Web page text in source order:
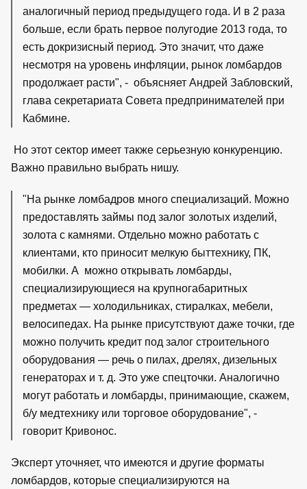
аналогичный период предыдущего года. И в 2 раза
больше, если брать первое полугодие 2013 года, то
есть докризисный период. Это значит, что даже
несмотря на уровень инфляции, рынок ломбардов
продолжает расти", - объясняет Андрей Забловский,
глава секретариата Совета предпринимателей при
Кабмине.
Но этот сектор имеет также серьезную конкуренцию.
Важно правильно выбрать нишу.
"На рынке ломбадров много специализаций. Можно
предоставлять займы под залог золотых изделий,
золота с камнями. Отдельно можно работать с
клиентами, кто приносит мелкую быттехнику, ПК,
мобилки. А можно открывать ломбарды,
специализирующиеся на крупногабаритных
предметах — холодильниках, стиралках, мебели,
велосипедах. На рынке присутствуют даже точки, где
можно получить кредит под залог строительного
оборудования — речь о пилах, дрелях, дизельных
генераторах и т. д. Это уже спецточки. Аналогично
могут работать и ломбарды, принимающие, скажем,
б/у медтехнику или торговое оборудование", -
говорит Кривонос.
Эксперт уточняет, что имеются и другие форматы
ломбардов, которые специализируются на